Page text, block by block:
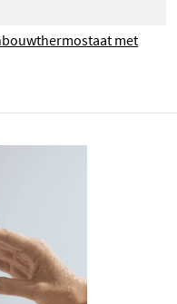
met